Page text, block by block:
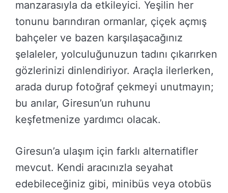
manzarasıyla da etkileyici. Yeşilin her
tonunu barındıran ormanlar, çiçek açmış
bahçeler ve bazen karşılaşacağınız
şelaleler, yolculuğunuzun tadını çıkarırken
gözlerinizi dinlendiriyor. Araçla ilerlerken,
arada durup fotoğraf çekmeyi unutmayın;
bu anılar, Giresun’un ruhunu
keşfetmenize yardımcı olacak.
Giresun’a ulaşım için farklı alternatifler
mevcut. Kendi aracınızla seyahat
edebileceğiniz gibi, minibüs veya otobüs